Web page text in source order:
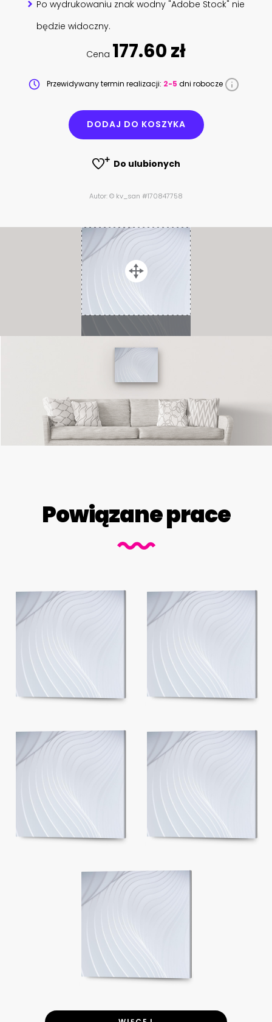
Po wydrukowaniu znak wodny "Adobe Stock" nie
będzie widoczny.
Cena 177.60 zł
Przewidywany termin realizacji: 2-5 dni robocze
DODAJ DO KOSZYKA
Do ulubionych
Autor: © kv_san #170847758
Powiązane prace